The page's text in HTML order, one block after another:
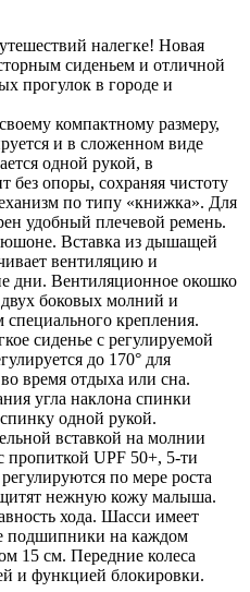
налегке! Новая
сиденьем и отличной
прогулок в городе и
компактному размеру,
и в сложенном виде
одной рукой, в
без опоры, сохраняя чистоту
по типу «книжка». Для
удобный плечевой ремень.
Вставка из дышащей
вентиляцию и
дни. Вентиляционное окошко
боковых молний и
специального крепления.
сиденье с регулируемой
до 170° для
время отдыха или сна.
угла наклона спинки
одной рукой.
вставкой на молнии
пропиткой UPF 50+, 5-ти
по мере роста
нежную кожу малыша.
хода. Шасси имеет
подшипники на каждом
15 см. Передние колеса
и функцией блокировки.